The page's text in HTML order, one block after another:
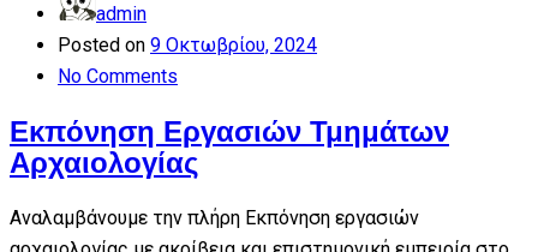
admin
Posted on 9 Οκτωβρίου, 2024
No Comments
Εκπόνηση Εργασιών Τμημάτων
Αρχαιολογίας
Αναλαμβάνουμε την πλήρη Εκπόνηση εργασιών